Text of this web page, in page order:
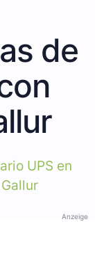
de
UPS en
Anzeige